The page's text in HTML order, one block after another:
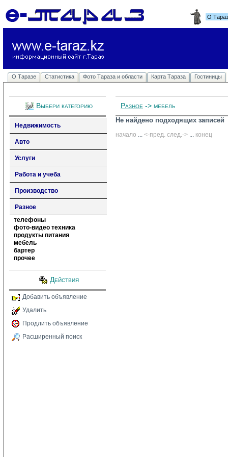
О
О Таразе Статистика Фото Тараза и области Карта Тараза Гостиницы
Выбери категорию
Недвижимость
Авто
Услуги
Работа и учеба
Производство
Разное
телефоны
фото-видео техника
продукты питания
мебель
бартер
прочее
Действия
Добавить объявление
Удалить
Продлить объявление
Расширенный поиск
Разное -> мебель
Не найдено подходящих записей
начало ... <-пред. след.-> ... конец